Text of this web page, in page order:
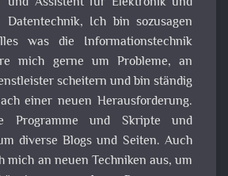
Datentechnik, Ich bin sozusagen
was die Informationstechnik
mich gerne um Probleme, an
scheitern und bin ständig
einer neuen Herausforderung.
Programme und Skripte und
diverse Blogs und Seiten. Auch
mich an neuen Techniken aus, um